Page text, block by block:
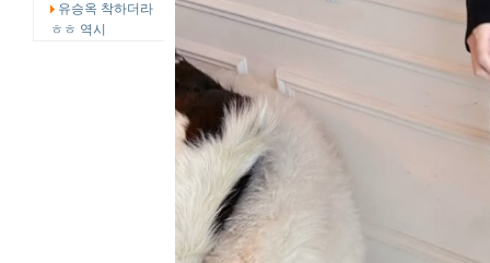
유승옥 착하더라
ㅎㅎ 역시